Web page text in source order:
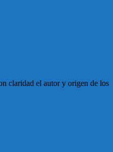
claridad el autor y origen de los